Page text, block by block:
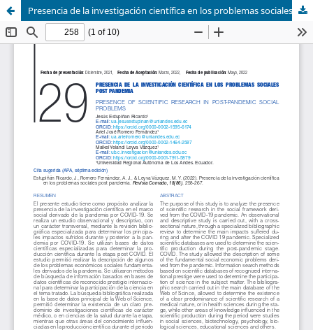
Presencia de la investigación científica en los problemas sociales post pandemia